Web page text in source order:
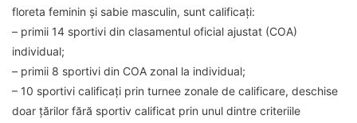
floreta feminin și sabie masculin, sunt calificați:
– primii 14 sportivi din clasamentul oficial ajustat (COA)
individual;
– primii 8 sportivi din COA zonal la individual;
– 10 sportivi calificați prin turnee zonale de calificare, deschise
doar țărilor fără sportiv calificat prin unul dintre criteriile